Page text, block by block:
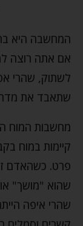
המחשבה היא
אם אתה רוצה
לשתוק, שהרי
שתאבד את
מחשבות המוח
קיימות במוח
פרט. כשהאדם
שהוא "מושך"
שהרי איפה